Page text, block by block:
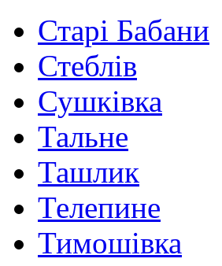
Старі Бабани
Стеблів
Сушківка
Тальне
Ташлик
Телепине
Тимошівка